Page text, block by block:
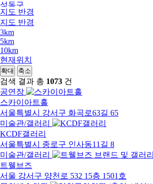
성동구
성북구
송파구
양천구
영등포구
용산구
은평구
종로구
중구
중랑구
서울외지역
지도 반경
지도 반경
3km
5km
10km
현재위치
확대 축소
검색 결과 총 1073 건
공연장
스카이아트홀
서울특별시 강서구 화곡로63길 65
미술관/갤러리
KCDF갤러리
서울특별시 종로구 인사동11길 8
미술관/갤러리
트웰브즈
서울 강서구 양천로 532 15층 1501호